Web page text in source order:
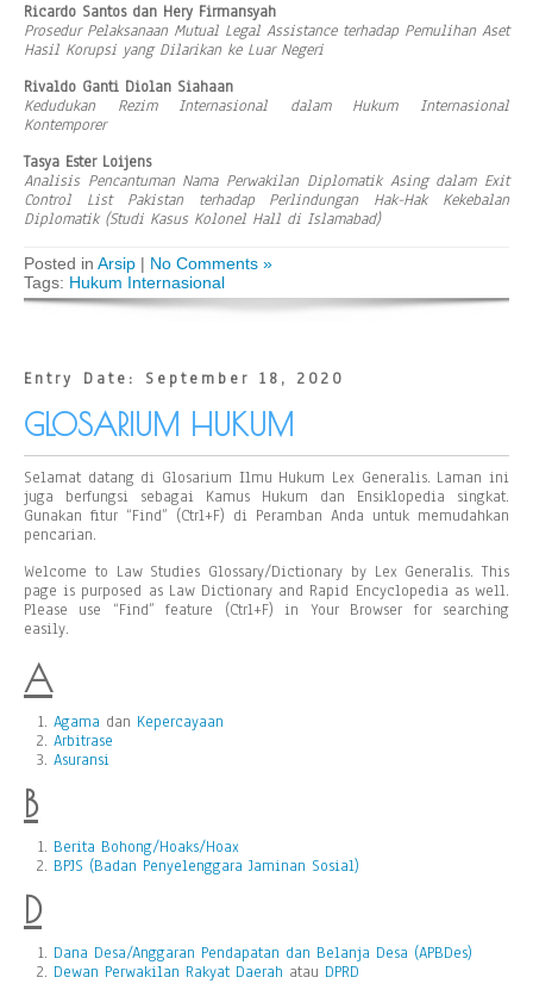
Ricardo Santos dan Hery Firmansyah
Prosedur Pelaksanaan Mutual Legal Assistance terhadap Pemulihan Aset
Hasil Korupsi yang Dilarikan ke Luar Negeri
Rivaldo Ganti Diolan Siahaan
Kedudukan Rezim Internasional dalam Hukum Internasional
Kontemporer
Tasya Ester Loijens
Analisis Pencantuman Nama Perwakilan Diplomatik Asing dalam Exit
Control List Pakistan terhadap Perlindungan Hak-Hak Kekebalan
Diplomatik (Studi Kasus Kolonel Hall di Islamabad)
Posted in Arsip | No Comments »
Tags: Hukum Internasional
Entry Date: September 18, 2020
GLOSARIUM HUKUM
Selamat datang di Glosarium Ilmu Hukum Lex Generalis. Laman ini
juga berfungsi sebagai Kamus Hukum dan Ensiklopedia singkat.
Gunakan fitur “Find” (Ctrl+F) di Peramban Anda untuk memudahkan
pencarian.
Welcome to Law Studies Glossary/Dictionary by Lex Generalis. This
page is purposed as Law Dictionary and Rapid Encyclopedia as well.
Please use “Find” feature (Ctrl+F) in Your Browser for searching
easily.
A
Agama dan Kepercayaan
Arbitrase
Asuransi
B
Berita Bohong/Hoaks/Hoax
BPJS (Badan Penyelenggara Jaminan Sosial)
D
Dana Desa/Anggaran Pendapatan dan Belanja Desa (APBDes)
Dewan Perwakilan Rakyat Daerah atau DPRD